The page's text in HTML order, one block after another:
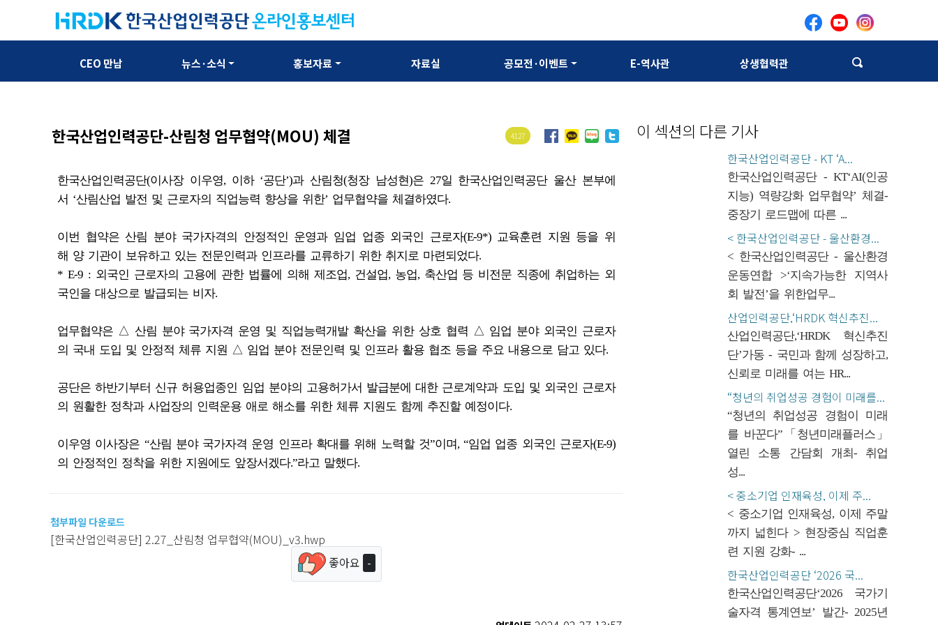
CEO 만남 뉴스·소식 홍보자료 자료실 공모전·이벤트 E-역사관 상생협력관
한국산업인력공단-산림청 업무협약(MOU) 체결 4127
한국산업인력공단(이사장 이우영, 이하 ‘공단’)과 산림청(청장 남성현)은 27일 한국산업인력공단 울산 본부에
서 ‘산림산업 발전 및 근로자의 직업능력 향상을 위한’ 업무협약을 체결하였다.
이번 협약은 산림 분야 국가자격의 안정적인 운영과 임업 업종 외국인 근로자(E-9*) 교육훈련 지원 등을 위
해 양 기관이 보유하고 있는 전문인력과 인프라를 교류하기 위한 취지로 마련되었다.
* E-9 : 외국인 근로자의 고용에 관한 법률에 의해 제조업, 건설업, 농업, 축산업 등 비전문 직종에 취업하는 외
국인을 대상으로 발급되는 비자.
업무협약은 △ 산림 분야 국가자격 운영 및 직업능력개발 확산을 위한 상호 협력 △ 임업 분야 외국인 근로자
의 국내 도입 및 안정적 체류 지원 △ 임업 분야 전문인력 및 인프라 활용 협조 등을 주요 내용으로 담고 있다.
공단은 하반기부터 신규 허용업종인 임업 분야의 고용허가서 발급분에 대한 근로계약과 도입 및 외국인 근로자
의 원활한 정착과 사업장의 인력운용 애로 해소를 위한 체류 지원도 함께 추진할 예정이다.
이우영 이사장은 “산림 분야 국가자격 운영 인프라 확대를 위해 노력할 것”이며, “임업 업종 외국인 근로자(E-9)
의 안정적인 정착을 위한 지원에도 앞장서겠다.”라고 말했다.
첨부파일 다운로드
[한국산업인력공단] 2.27_산림청 업무협약(MOU)_v3.hwp
좋아요 -
이 섹션의 다른 기사
한국산업인력공단 - KT ‘A...
한국산업인력공단 - KT‘AI(인공
지능) 역량강화 업무협약’ 체결-
중장기 로드맵에 따른 ...
< 한국산업인력공단 - 울산환경...
< 한국산업인력공단 - 울산환경
운동연합 >‘지속가능한 지역사
회 발전’을 위한업무...
산업인력공단,‘HRDK 혁신추진...
산업인력공단,‘HRDK 혁신추진
단’가동 - 국민과 함께 성장하고,
신뢰로 미래를 여는 HR...
“청년의 취업성공 경험이 미래를...
“청년의 취업성공 경험이 미래
를 바꾼다”「청년미래플러스」
열린 소통 간담회 개최- 취업
성...
< 중소기업 인재육성, 이제 주...
< 중소기업 인재육성, 이제 주말
까지 넓힌다 > 현장중심 직업훈
련 지원 강화- ...
한국산업인력공단 ‘2026 국...
한국산업인력공단‘2026 국가기
술자격 통계연보’ 발간- 2025년